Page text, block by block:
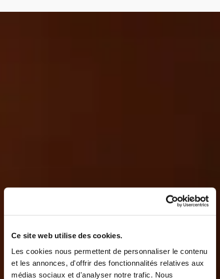
Les cookies nous permettent de personnaliser le contenu
et les annonces, d'offrir des fonctionnalités relatives aux
médias sociaux et d'analyser notre trafic. Nous
partageons également des informations sur l'utilisation de